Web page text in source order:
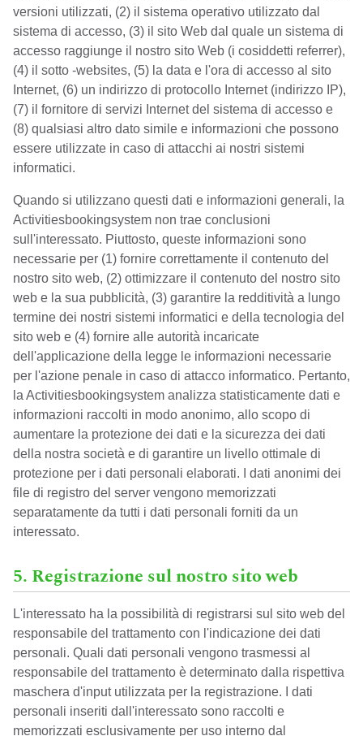
versioni utilizzati, (2) il sistema operativo utilizzato dal
sistema di accesso, (3) il sito Web dal quale un sistema di
accesso raggiunge il nostro sito Web (i cosiddetti referrer),
(4) il sotto -websites, (5) la data e l'ora di accesso al sito
Internet, (6) un indirizzo di protocollo Internet (indirizzo IP),
(7) il fornitore di servizi Internet del sistema di accesso e
(8) qualsiasi altro dato simile e informazioni che possono
essere utilizzate in caso di attacchi ai nostri sistemi
informatici.
Quando si utilizzano questi dati e informazioni generali, la
Activitiesbookingsystem non trae conclusioni
sull'interessato. Piuttosto, queste informazioni sono
necessarie per (1) fornire correttamente il contenuto del
nostro sito web, (2) ottimizzare il contenuto del nostro sito
web e la sua pubblicità, (3) garantire la redditività a lungo
termine dei nostri sistemi informatici e della tecnologia del
sito web e (4) fornire alle autorità incaricate
dell'applicazione della legge le informazioni necessarie
per l'azione penale in caso di attacco informatico. Pertanto,
la Activitiesbookingsystem analizza statisticamente dati e
informazioni raccolti in modo anonimo, allo scopo di
aumentare la protezione dei dati e la sicurezza dei dati
della nostra società e di garantire un livello ottimale di
protezione per i dati personali elaborati. I dati anonimi dei
file di registro del server vengono memorizzati
separatamente da tutti i dati personali forniti da un
interessato.
5. Registrazione sul nostro sito web
L'interessato ha la possibilità di registrarsi sul sito web del
responsabile del trattamento con l'indicazione dei dati
personali. Quali dati personali vengono trasmessi al
responsabile del trattamento è determinato dalla rispettiva
maschera d'input utilizzata per la registrazione. I dati
personali inseriti dall'interessato sono raccolti e
memorizzati esclusivamente per uso interno dal